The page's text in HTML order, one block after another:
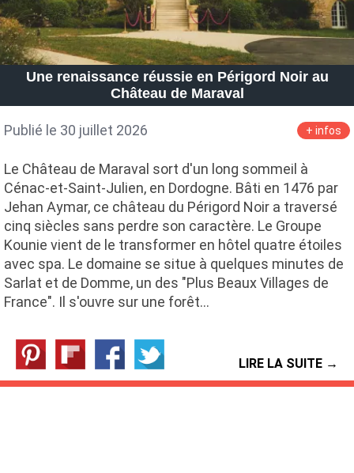
Une renaissance réussie en Périgord Noir au
Château de Maraval
Publié le 30 juillet 2026 + infos
Le Château de Maraval sort d'un long sommeil à
Cénac-et-Saint-Julien, en Dordogne. Bâti en 1476 par
Jehan Aymar, ce château du Périgord Noir a traversé
cinq siècles sans perdre son caractère. Le Groupe
Kounie vient de le transformer en hôtel quatre étoiles
avec spa. Le domaine se situe à quelques minutes de
Sarlat et de Domme, un des "Plus Beaux Villages de
France". Il s'ouvre sur une forêt…
LIRE LA SUITE →